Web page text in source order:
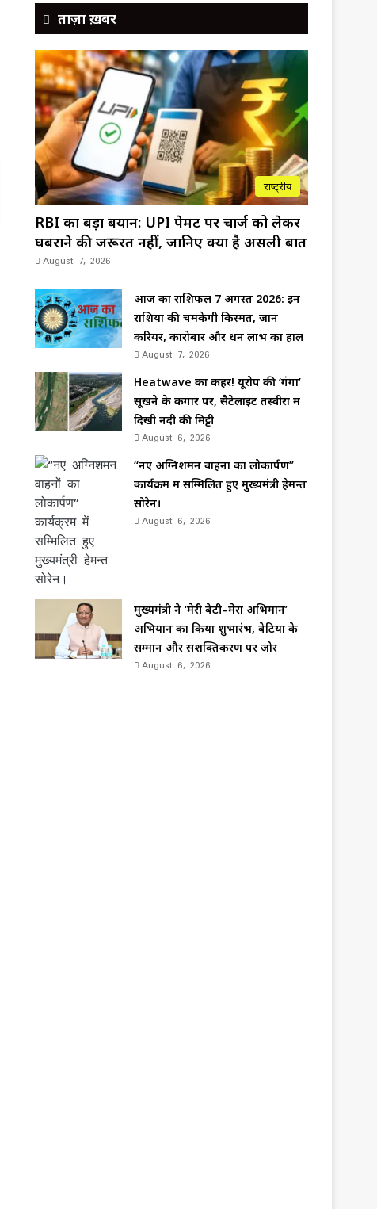
ताज़ा ख़बर
राष्ट्रीय
RBI का बड़ा बयान: UPI पेमेंट पर चार्ज को लेकर
घबराने की जरूरत नहीं, जानिए क्या है असली बात
August 7, 2026
आज का राशिफल 7 अगस्त 2026: इन
राशियों की चमकेगी किस्मत, जानें
करियर, कारोबार और धन लाभ का हाल
August 7, 2026
Heatwave का कहर! यूरोप की ‘गंगा’
सूखने के कगार पर, सैटेलाइट तस्वीरों में
दिखी नदी की मिट्टी
August 6, 2026
“नए अग्निशमन वाहनों का लोकार्पण”
कार्यक्रम में सम्मिलित हुए मुख्यमंत्री हेमन्त
सोरेन।
August 6, 2026
मुख्यमंत्री ने ‘मेरी बेटी–मेरा अभिमान’
अभियान का किया शुभारंभ, बेटियों के
सम्मान और सशक्तिकरण पर जोर
August 6, 2026